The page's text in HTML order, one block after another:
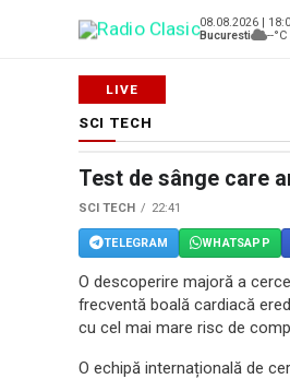
08.08.2026 |
Bucuresti
--°C
SCI TECH
Test de sânge care
SCI TECH 22:41
TELEGRAM WHATSAPP
O descoperire majoră a
frecventă boală cardiacă
cu cel mai mare risc de
O echipă internațională de